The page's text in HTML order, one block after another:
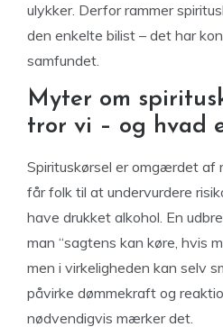
ulykker. Derfor rammer
den enkelte bilist – det har
samfundet.
Myter om
tror vi – og hvad
Spirituskørsel er omgærdet af
får folk til at undervurdere
have drukket alkohol. En
man “sagtens kan køre, hvis
men i virkeligheden kan selv
påvirke dømmekraft og
nødvendigvis mærker det.